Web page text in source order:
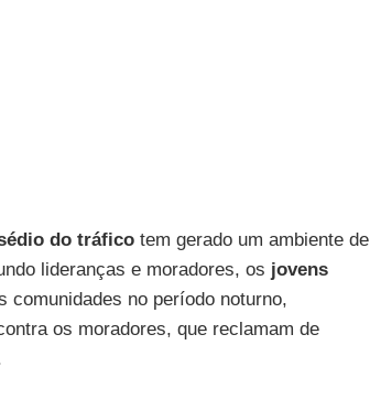
do tráficotem gerado um ambiente de
lideranças e moradores, os jovens
no período noturno,
os moradores, que reclamam de